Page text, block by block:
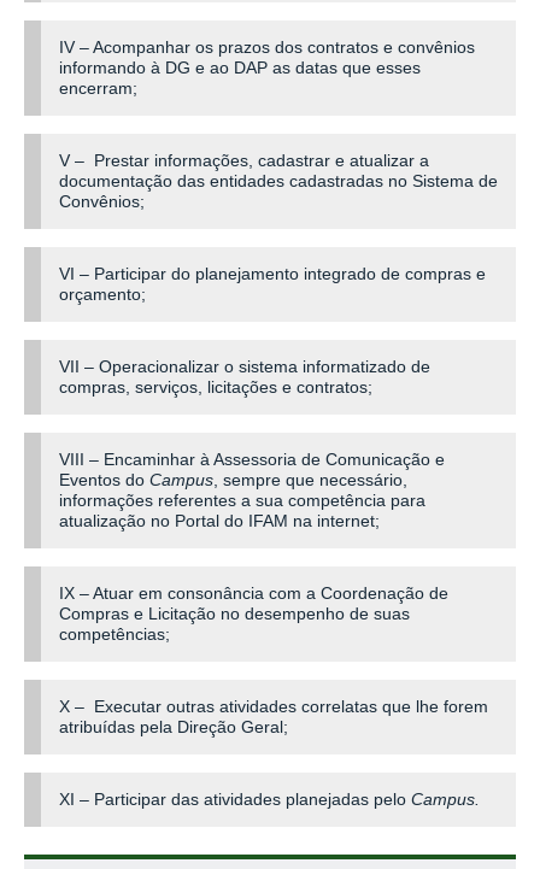
IV – Acompanhar os prazos dos contratos e convênios
informando à DG e ao DAP as datas que esses
encerram;
V – Prestar informações, cadastrar e atualizar a
documentação das entidades cadastradas no Sistema de
Convênios;
VI – Participar do planejamento integrado de compras e
orçamento;
VII – Operacionalizar o sistema informatizado de
compras, serviços, licitações e contratos;
VIII – Encaminhar à Assessoria de Comunicação e
Eventos do Campus, sempre que necessário,
informações referentes a sua competência para
atualização no Portal do IFAM na internet;
IX – Atuar em consonância com a Coordenação de
Compras e Licitação no desempenho de suas
competências;
X – Executar outras atividades correlatas que lhe forem
atribuídas pela Direção Geral;
XI – Participar das atividades planejadas pelo Campus.